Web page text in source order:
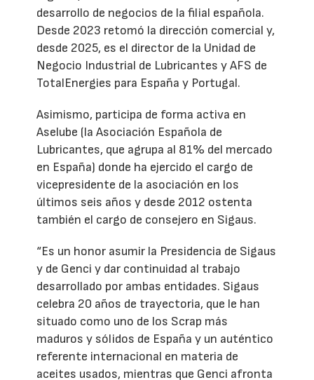
desarrollo de negocios de la filial española.
Desde 2023 retomó la dirección comercial y,
desde 2025, es el director de la Unidad de
Negocio Industrial de Lubricantes y AFS de
TotalEnergies para España y Portugal.
Asimismo, participa de forma activa en
Aselube (la Asociación Española de
Lubricantes, que agrupa al 81% del mercado
en España) donde ha ejercido el cargo de
vicepresidente de la asociación en los
últimos seis años y desde 2012 ostenta
también el cargo de consejero en Sigaus.
“Es un honor asumir la Presidencia de Sigaus
y de Genci y dar continuidad al trabajo
desarrollado por ambas entidades. Sigaus
celebra 20 años de trayectoria, que le han
situado como uno de los Scrap más
maduros y sólidos de España y un auténtico
referente internacional en materia de
aceites usados, mientras que Genci afronta